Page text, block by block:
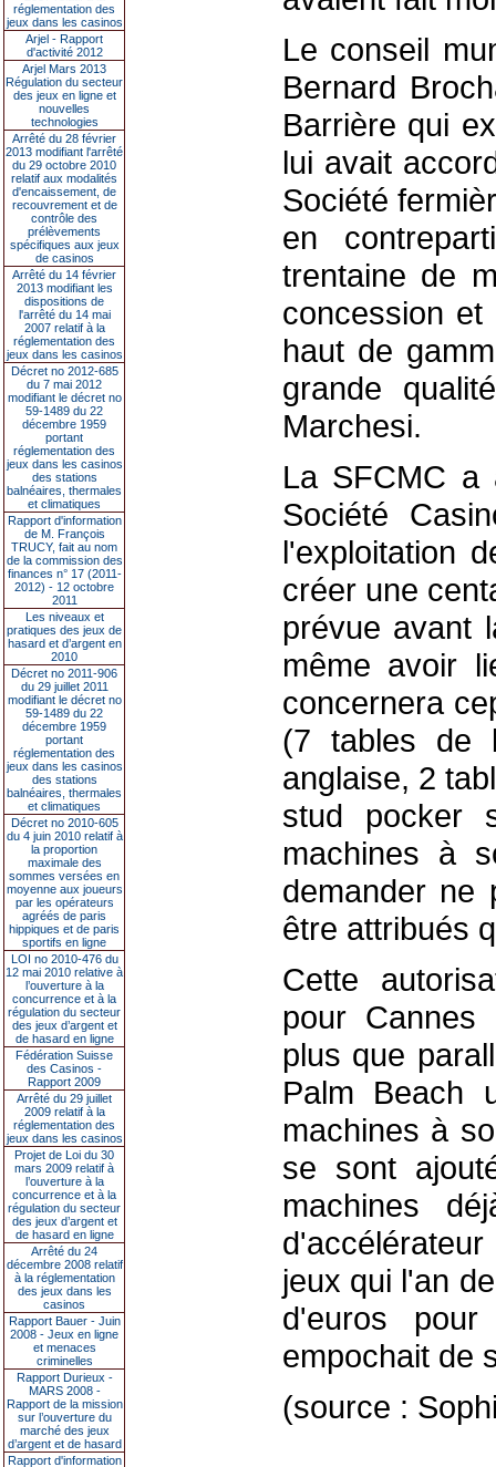
réglementation des
jeux dans les casinos
Arjel - Rapport
d'activité 2012
Arjel Mars 2013
Régulation du secteur
des jeux en ligne et
nouvelles
technologies
Arrêté du 28 février
2013 modifiant l'arrêté
du 29 octobre 2010
relatif aux modalités
d'encaissement, de
recouvrement et de
contrôle des
prélèvements
spécifiques aux jeux
de casinos
Arrêté du 14 février
2013 modifiant les
dispositions de
l'arrêté du 14 mai
2007 relatif à la
réglementation des
jeux dans les casinos
Décret no 2012-685
du 7 mai 2012
modifiant le décret no
59-1489 du 22
décembre 1959
portant
réglementation des
jeux dans les casinos
des stations
balnéaires, thermales
et climatiques
Rapport d'information
de M. François
TRUCY, fait au nom
de la commission des
finances n° 17 (2011-
2012) - 12 octobre
2011
Les niveaux et
pratiques des jeux de
hasard et d’argent en
2010
Décret no 2011-906
du 29 juillet 2011
modifiant le décret no
59-1489 du 22
décembre 1959
portant
réglementation des
jeux dans les casinos
des stations
balnéaires, thermales
et climatiques
Décret no 2010-605
du 4 juin 2010 relatif à
la proportion
maximale des
sommes versées en
moyenne aux joueurs
par les opérateurs
agréés de paris
hippiques et de paris
sportifs en ligne
LOI no 2010-476 du
12 mai 2010 relative à
l’ouverture à la
concurrence et à la
régulation du secteur
des jeux d’argent et
de hasard en ligne
Fédération Suisse
des Casinos -
Rapport 2009
Arrêté du 29 juillet
2009 relatif à la
réglementation des
jeux dans les casinos
Projet de Loi du 30
mars 2009 relatif à
l’ouverture à la
concurrence et à la
régulation du secteur
des jeux d’argent et
de hasard en ligne
Arrêté du 24
décembre 2008 relatif
à la réglementation
des jeux dans les
casinos
Rapport Bauer - Juin
2008 - Jeux en ligne
et menaces
criminelles
Rapport Durieux -
MARS 2008 -
Rapport de la mission
sur l’ouverture du
marché des jeux
d’argent et de hasard
Rapport d'information
Le conseil
Bernard
Barrière qui
lui avait
Société
en
trentaine de
concession et
haut de
grande
Marchesi.
La SFCMC a
Société
l'exploitation
créer une
prévue avant
même avoir
concernera
(7 tables de
anglaise, 2
stud pocker
machines à
demander ne
être attribués
Cette
pour
plus que
Palm Beach
machines à
se sont
machines
jeux qui l'an
d'euros
empochait de
(source :